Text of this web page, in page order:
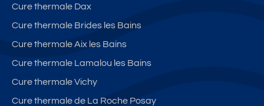
Cure thermale Dax
Cure thermale Brides les Bains
Cure thermale Aix les Bains
Cure thermale Lamalou les Bains
Cure thermale Vichy
Cure thermale de La Roche Posay